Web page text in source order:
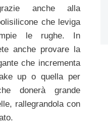
anche alla
che leviga
le rughe. In
anche provare la
che incrementa
up o quella per
donerà grande
rallegrandola con